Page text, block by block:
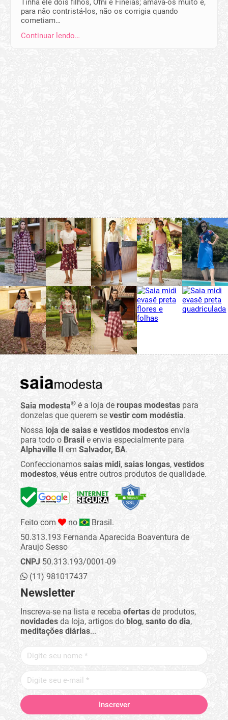
Tinha ele dois filhos, Ofni e Finéias; amava-os muito e,
para não contristá-los, não os corrigia quando
cometiam…
Continuar lendo…
Saia modesta® é a loja de roupas modestas para
donzelas que querem se vestir com modéstia.
Nossa loja de saias e vestidos modestos envia
para todo o Brasil e envia especialmente para
Alphaville II em Salvador, BA.
Confeccionamos saias midi, saias longas, vestidos
modestos, véus entre outros produtos de qualidade.
Feito com no
Brasil.
50.313.193 Fernanda Aparecida Boaventura de
Araujo Sesso
CNPJ 50.313.193/0001-09
(11) 981017437
Newsletter
Inscreva-se na lista e receba ofertas de produtos,
novidades da loja, artigos do blog, santo do dia,
meditações diárias...